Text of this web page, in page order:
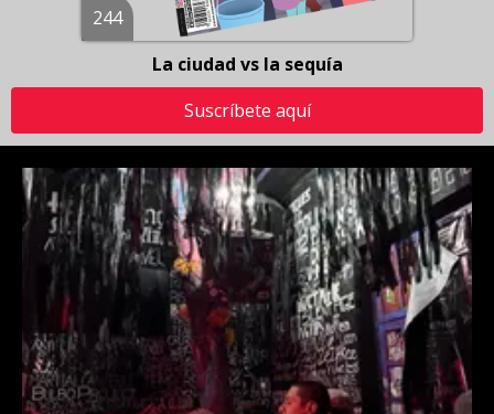
244
La ciudad vs la sequía
Suscríbete aquí